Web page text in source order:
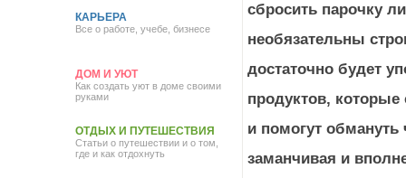
КАРЬЕРА
Все о работе, учебе, бизнесе
ДОМ И УЮТ
Как создать уют в доме своими
руками
ОТДЫХ И ПУТЕШЕСТВИЯ
Статьи о путешествии и о том,
где и как отдохнуть
сбросить парочку
необязательны
достаточно будет
продуктов, которые
и помогут обмануть
заманчивая и